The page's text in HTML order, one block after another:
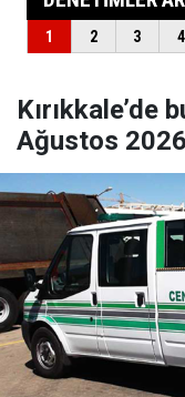
Kırıkkale’de
Ağustos 2026